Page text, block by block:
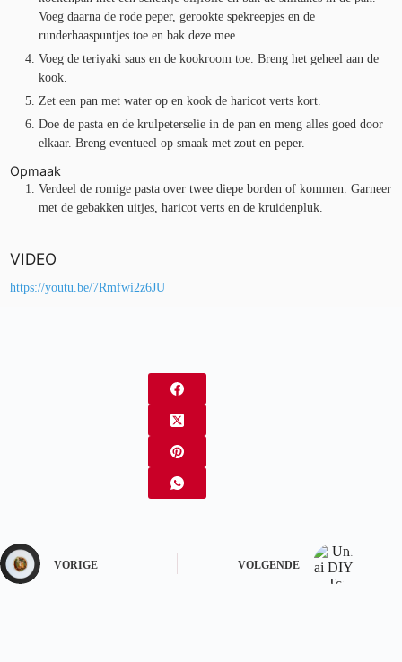
Voeg daarna de rode peper, gerookte spekreepjes en de
runderhaaspuntjes toe en bak deze mee.
Voeg de teriyaki saus en de kookroom toe. Breng het geheel aan de
kook.
Zet een pan met water op en kook de haricot verts kort.
Doe de pasta en de krulpeterselie in de pan en meng alles goed door
elkaar. Breng eventueel op smaak met zout en peper.
Opmaak
Verdeel de romige pasta over twee diepe borden of kommen. Garneer
met de gebakken uitjes, haricot verts en de kruidenpluk.
VIDEO
https://youtu.be/7Rmfwi2z6JU
VORIGE VOLGENDE